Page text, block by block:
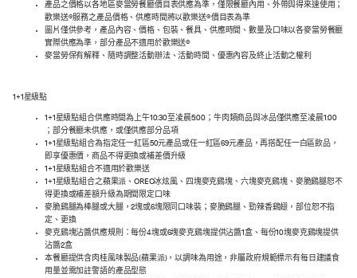
產品之價格以各地區麥當勞餐廳價目表供應為準，僅限餐廳內用、外帶與得來速使用；
歡樂送®服務之產品價格、供應時間將以歡樂送®價目表為準
圖片僅供參考，產品內容、價格、包裝、餐具、供應時間、數量及口味以各麥當勞餐廳
實際供應為準，部分產品不適用於歡樂送®
麥當勞保有解釋、隨時調整活動辦法、活動時間、優惠內容及終止活動之權利
1+1星級點
1+1星級點組合供應時間為上午10:30至凌晨5:00；牛肉類商品與冰品僅供應至凌晨1:00
；部分餐廳未供應，或僅供應部分品項
1+1星級點組合為指定任一紅區50元產品或任一紅區69元產品，再搭配任一白區飲品，
即享優惠價，商品不得更換或補差價升級
1+1星級點組合不適用於歡樂送
1+1星級點組合之蘋果派、OREO冰炫風、四塊麥克鷄塊、六塊麥克鷄塊、麥脆鷄腿恕不
得更換或補差額升級為期間限定口味
麥脆鷄腿為棒腿或大腿，2塊或6塊限同口味裝；麥脆鷄腿、勁辣香鷄翅，部位恕不指
定、更換
麥克鷄塊沾醬供應規則：每份4塊或6塊麥克鷄塊提供沾醬1盒、每份10塊麥克鷄塊提供
沾醬2盒
本餐廳提供含肉桂風味製品(蘋果派)，以調味為用途，非屬政府規範標示有每日建議食
用量並需加註警語的產品型態